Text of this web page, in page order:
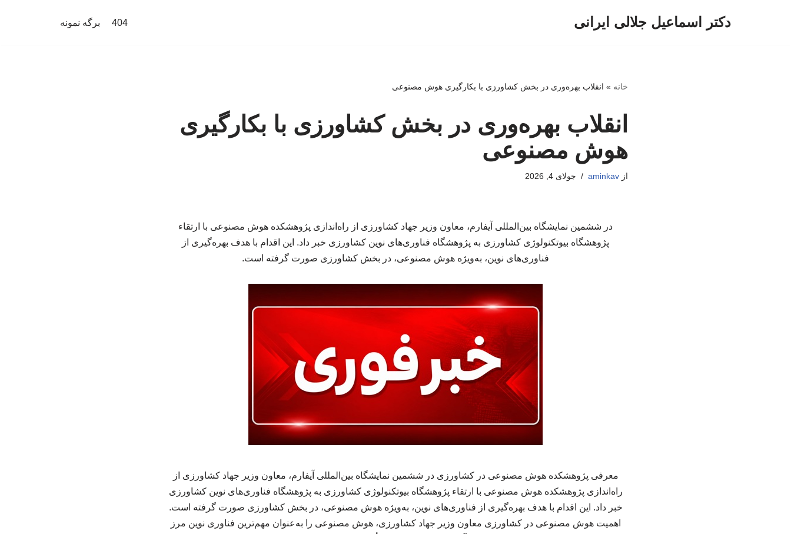
دکتر اسماعیل جلالی ایرانی 404 برگه نمونه
خانه » انقلاب بهره‌وری در بخش کشاورزی با بکارگیری هوش مصنوعی
انقلاب بهره‌وری در بخش کشاورزی با بکارگیری
هوش مصنوعی
ازaminkav جولای 4, 2026
در ششمین نمایشگاه بین‌المللی آیفارم، معاون وزیر جهاد کشاورزی از راه‌اندازی پژوهشکده هوش مصنوعی با ارتقاء
پژوهشگاه بیوتکنولوژی کشاورزی به پژوهشگاه فناوری‌های نوین کشاورزی خبر داد. این اقدام با هدف بهره‌گیری از
فناوری‌های نوین، به‌ویژه هوش مصنوعی، در بخش کشاورزی صورت گرفته است.
معرفی پژوهشکده هوش مصنوعی در کشاورزی در ششمین نمایشگاه بین‌المللی آیفارم، معاون وزیر جهاد کشاورزی از
راه‌اندازی پژوهشکده هوش مصنوعی با ارتقاء پژوهشگاه بیوتکنولوژی کشاورزی به پژوهشگاه فناوری‌های نوین کشاورزی
خبر داد. این اقدام با هدف بهره‌گیری از فناوری‌های نوین، به‌ویژه هوش مصنوعی، در بخش کشاورزی صورت گرفته است.
اهمیت هوش مصنوعی در کشاورزی معاون وزیر جهاد کشاورزی، هوش مصنوعی را به‌عنوان مهم‌ترین فناوری نوین مرز